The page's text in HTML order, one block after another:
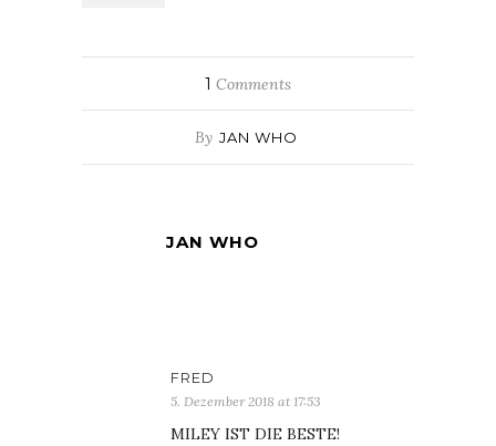
1 Comments
By JAN WHO
JAN WHO
FRED
5. Dezember 2018 at 17:53
MILEY IST DIE BESTE!